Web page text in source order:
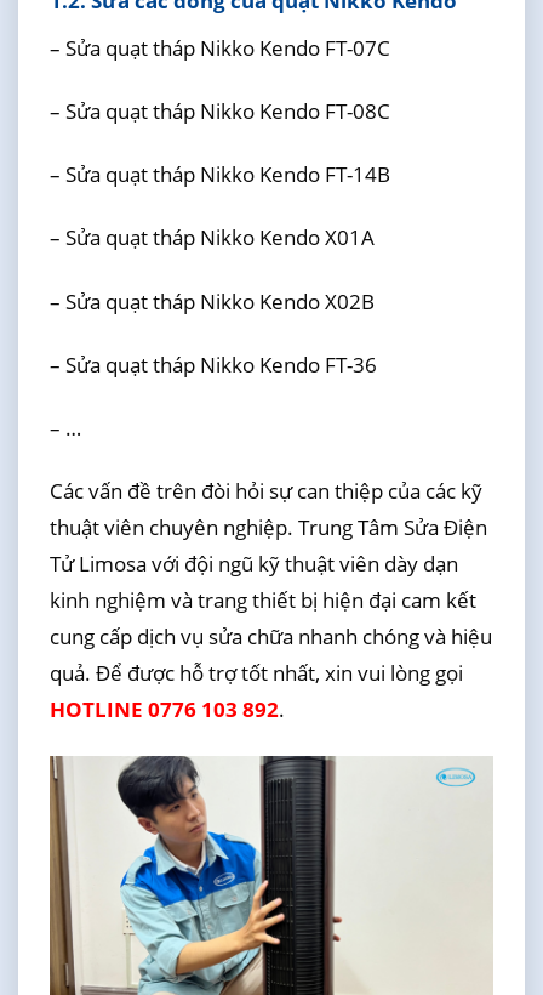
– Sửa quạt tháp Nikko Kendo FT-07C
– Sửa quạt tháp Nikko Kendo FT-08C
– Sửa quạt tháp Nikko Kendo FT-14B
– Sửa quạt tháp Nikko Kendo X01A
– Sửa quạt tháp Nikko Kendo X02B
– Sửa quạt tháp Nikko Kendo FT-36
– …
Các vấn đề trên đòi hỏi sự can thiệp của các kỹ
thuật viên chuyên nghiệp. Trung Tâm Sửa Điện
Tử Limosa với đội ngũ kỹ thuật viên dày dạn
kinh nghiệm và trang thiết bị hiện đại cam kết
cung cấp dịch vụ sửa chữa nhanh chóng và hiệu
quả. Để được hỗ trợ tốt nhất, xin vui lòng gọi
HOTLINE 0776 103 892.